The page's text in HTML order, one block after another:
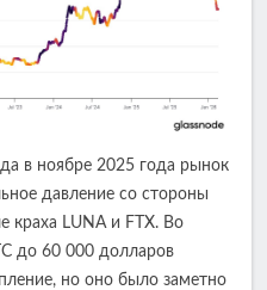
в ноябре 2025 года рынок
давление со стороны
краха LUNA и FTX. Во
до 60 000 долларов
но оно было заметно